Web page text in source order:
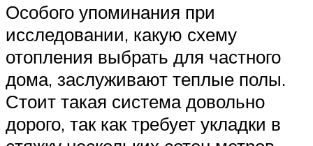
Особого упоминания при
исследовании, какую схему
отопления выбрать для частного
дома, заслуживают теплые полы.
Стоит такая система довольно
дорого, так как требует укладки в